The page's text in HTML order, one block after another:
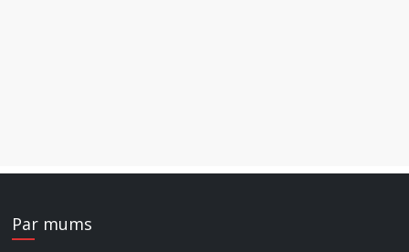
Par mums